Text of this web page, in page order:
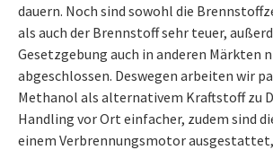
dauern. Noch sind sowohl die
als auch der Brennstoff sehr teuer,
Gesetzgebung auch in anderen Märkten
abgeschlossen. Deswegen arbeiten wir
Methanol als alternativem Kraftstoff zu
Handling vor Ort einfacher, zudem sind
einem Verbrennungsmotor